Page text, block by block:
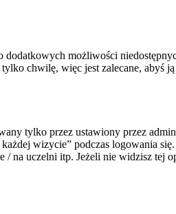
dodatkowych możliwości
chwilę, więc jest zalecane, abyś ją
tylko przez ustawiony przez
wizycie” podczas logowania
na uczelni itp. Jeżeli nie widzisz tej